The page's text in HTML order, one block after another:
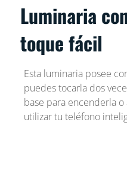
Luminaria
toque fácil
Esta luminaria posee
puedes tocarla dos
base para encenderla
utilizar tu teléfono